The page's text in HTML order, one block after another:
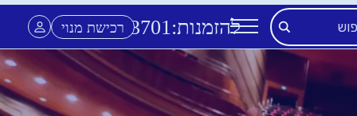
להזמנות: *3701 רכישת מנוי